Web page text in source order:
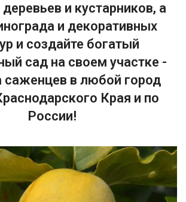
и кустарников, а
и декоративных
и создайте богатый
сад на своем участке -
саженцев в любой город
Края и по
России!